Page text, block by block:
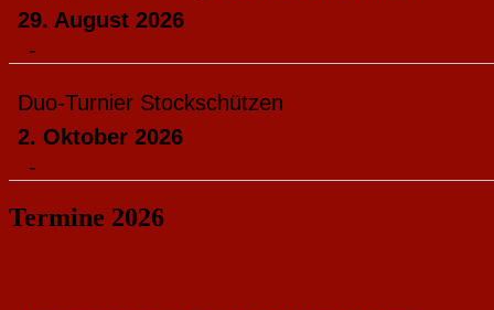
29. August 2026
-
Duo-Turnier Stockschützen
2. Oktober 2026
-
Termine 2026